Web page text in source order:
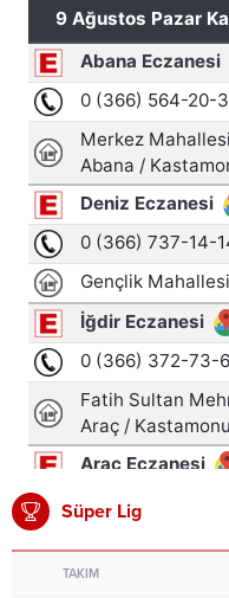
Süper Lig
TAKIM